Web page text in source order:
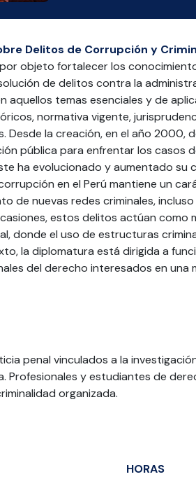
Delitos de Corrupción y
objeto fortalecer los
de delitos contra la
aquellos temas esenciales y de
normativa vigente,
Desde la creación, en el año 2000,
pública para enfrentar los casos
ha evolucionado y aumentado su
en el Perú mantiene un
de nuevas redes criminales,
estos delitos actúan como
donde el uso de estructuras
la diplomatura está dirigida a
del derecho interesados en una
penal vinculados a la
Profesionales y estudiantes de
organizada.
HORAS